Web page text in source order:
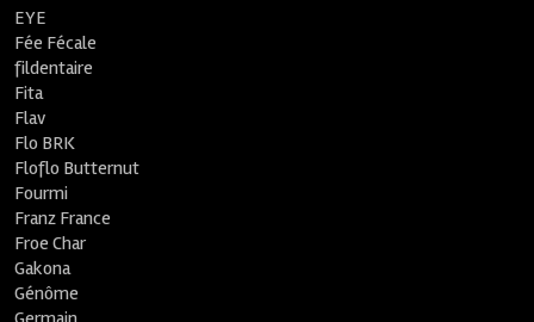
EYE
Fée Fécale
fildentaire
Fita
Flav
Flo BRK
Floflo Butternut
Fourmi
Franz France
Froe Char
Gakona
Génôme